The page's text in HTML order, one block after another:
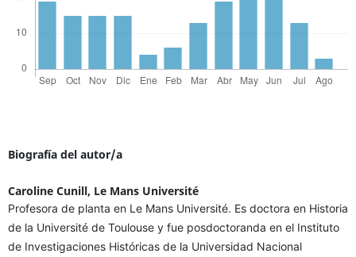
Biografía del autor/a
Caroline Cunill, Le Mans Université
Profesora de planta en Le Mans Université. Es doctora en Historia
de la Université de Toulouse y fue posdoctoranda en el Instituto
de Investigaciones Históricas de la Universidad Nacional